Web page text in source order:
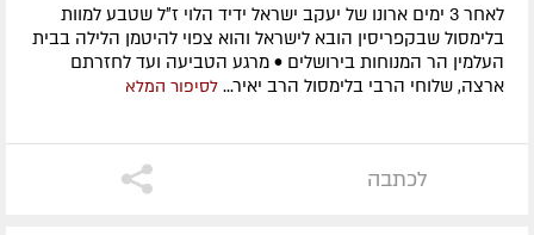
לאחר 3 ימים ארונו של יעקב ישראל ידיד הלוי ז״ל שטבע למוות
בלימסול שבקפריסין הובא לישראל והוא צפוי להיטמן הלילה בבית
העלמין הר המנוחות בירושלים • מרגע הטביעה ועד לחזרתם
ארצה, שלוחי הרבי בלימסול הרב יאיר... לסיפור המלא
לכתבה